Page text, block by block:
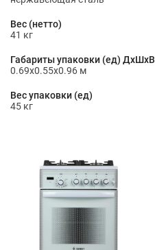
Вес (нетто)
41 кг
Габариты упаковки (ед) ДхШхВ
0.69x0.55x0.96 м
Вес упаковки (ед)
45 кг